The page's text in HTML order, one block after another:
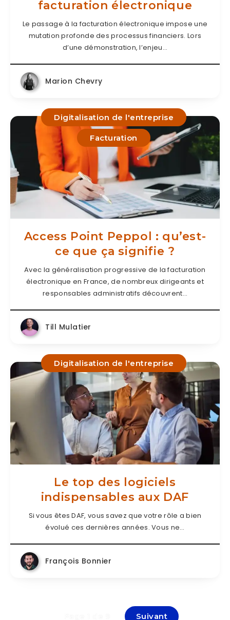
facturation électronique
Le passage à la facturation électronique impose une
mutation profonde des processus financiers. Lors
d’une démonstration, l’enjeu…
Marion Chevry
Digitalisation de l'entreprise
Facturation
Access Point Peppol : qu’est-
ce que ça signifie ?
Avec la généralisation progressive de la facturation
électronique en France, de nombreux dirigeants et
responsables administratifs découvrent…
Till Mulatier
Digitalisation de l'entreprise
Le top des logiciels
indispensables aux DAF
Si vous êtes DAF, vous savez que votre rôle a bien
évolué ces dernières années. Vous ne…
François Bonnier
Suivant